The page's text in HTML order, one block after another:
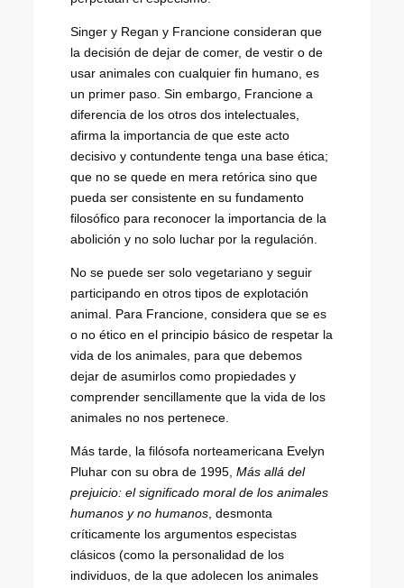
Singer y Regan y Francione consideran que
la decisión de dejar de comer, de vestir o de
usar animales con cualquier fin humano, es
un primer paso. Sin embargo, Francione a
diferencia de los otros dos intelectuales,
afirma la importancia de que este acto
decisivo y contundente tenga una base ética;
que no se quede en mera retórica sino que
pueda ser consistente en su fundamento
filosófico para reconocer la importancia de la
abolición y no solo luchar por la regulación.
No se puede ser solo vegetariano y seguir
participando en otros tipos de explotación
animal. Para Francione, considera que se es
o no ético en el principio básico de respetar la
vida de los animales, para que debemos
dejar de asumirlos como propiedades y
comprender sencillamente que la vida de los
animales no nos pertenece.
Más tarde, la filósofa norteamericana Evelyn
Pluhar con su obra de 1995, Más allá del
prejuicio: el significado moral de los animales
humanos y no humanos, desmonta
críticamente los argumentos especistas
clásicos (como la personalidad de los
individuos, de la que adolecen los animales